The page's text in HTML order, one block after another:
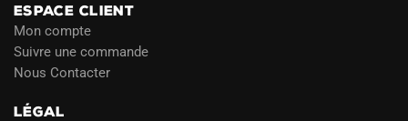
ESPACE CLIENT
Mon compte
Suivre une commande
Nous Contacter
LÉGAL